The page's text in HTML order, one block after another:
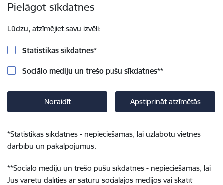
Pielāgot sīkdatnes
Lūdzu, atzīmējiet savu izvēli:
Statistikas sīkdatnes*
Sociālo mediju un trešo pušu sīkdatnes**
Noraidīt Apstiprināt atzīmētās
*Statistikas sīkdatnes - nepieciešamas, lai uzlabotu vietnes
darbību un pakalpojumus.
**Sociālo mediju un trešo pušu sīkdatnes - nepieciešamas, lai
Jūs varētu dalīties ar saturu sociālajos medijos vai skatīt